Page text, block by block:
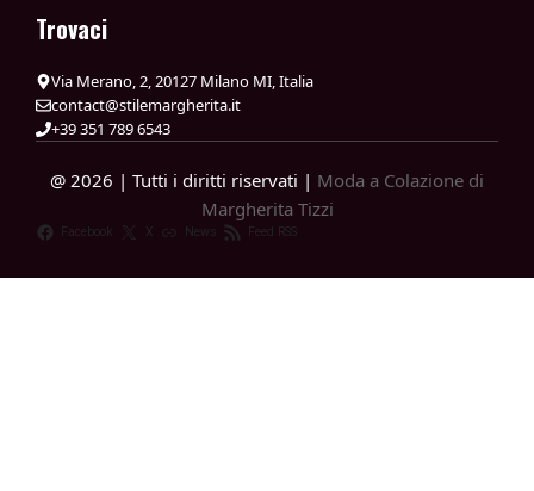
Trovaci
Via Merano, 2, 20127 Milano MI, Italia
contact@stilemargherita.it
+39 351 789 6543
@ 2026 | Tutti i diritti riservati | Moda a Colazione di
Margherita Tizzi
Facebook X News Feed RSS